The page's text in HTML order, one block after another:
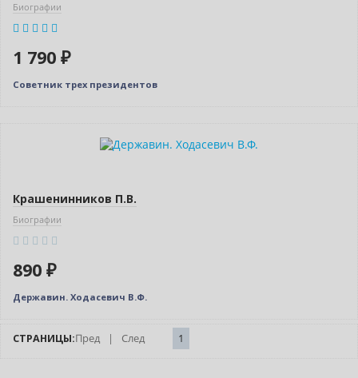
Биографии
1 790 ₽
Советник трех президентов
Крашенинников П.В.
Биографии
890 ₽
Державин. Ходасевич В.Ф.
СТРАНИЦЫ:Пред | След 1